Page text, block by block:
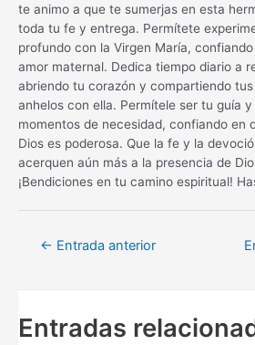
te animo a que te sumerjas en esta
toda tu fe y entrega. Permítete
profundo con la Virgen María,
amor maternal. Dedica tiempo diario a
abriendo tu corazón y compartiendo
anhelos con ella. Permítele ser tu guía
momentos de necesidad, confiando en
Dios es poderosa. Que la fe y la
acerquen aún más a la presencia de
¡Bendiciones en tu camino espiritual!
Navegación
← Entrada anterior
Entradas